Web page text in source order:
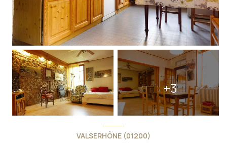
+3
VALSERHÔNE (01200)